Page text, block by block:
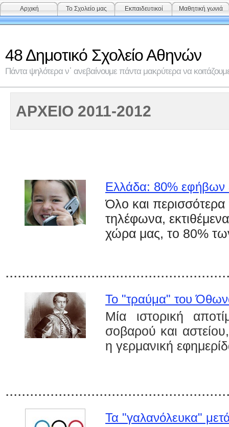
Αρχική Το Σχολείο μας Εκπαιδευτικοί Μαθητική γωνιά
48 Δημοτικό Σχολείο Αθηνών
Πάντα ψηλότερα ν᾽ ανεβαίνουμε πάντα μακρύτερα να
ΑΡΧΕΙΟ 2011-2012
Ελλάδα: 80% εφήβων
Όλο και περισσότερα
τηλέφωνα,
χώρα μας, το 80%
Το "τραύμα" του
Μία ιστορική
σοβαρού και
η γερμανική
Τα "γαλανόλευκα"